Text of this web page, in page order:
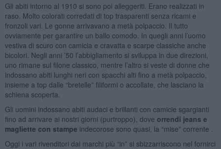
Gli abiti intorno al 1910 si sono poi alleggeriti. Erano realizzati in
raso. Molto colorati corredati di top trasparenti senza ricami e
fronzoli vari. Le gonne arrivavano a metà polpaccio. Il tutto
ovviamente per garantire un ballo comodo. In quegli anni l’uomo
vestiva di scuro con camicia e cravatta e scarpe classiche anche
bicolori. Negli anni ’50 l’abbigliamento si sviluppa in due direzioni,
uno rimane sul filone classico, mentre l’altro si veste di donne che
indossano abiti lunghi neri con spacchi alti fino a metà polpaccio,
insieme a top dalle “bretelle” filiformi o accollate, che lasciano la
schiena scoperta.
Gli uomini indossano abiti audaci e brillanti con camicie sgargianti
fino ad arrivare ai nostri giorni (purtroppo), dove orrendi jeans e
magliette con stampe indecorose sono quasi, la “mise” corrente .
Oggi i vari rivenditori dai marchi più “in” si sbizzarriscono nel fornirci